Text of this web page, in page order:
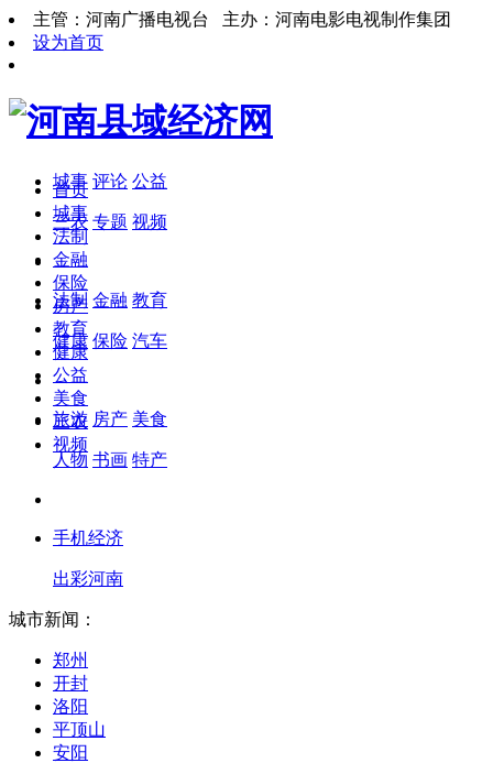
主管：河南广播电视台 主办：河南电影电视制作集团
设为首页
城事 评论 公益
三农 专题 视频
法制 金融 教育
健康 保险 汽车
旅游 房产 美食
人物 书画 特产
手机经济
出彩河南
首页
城事
法制
金融
保险
房产
教育
健康
公益
美食
三农
视频
城市新闻：
郑州
开封
洛阳
平顶山
安阳